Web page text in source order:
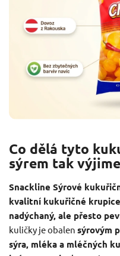
Co dělá tyto
sýrem tak
Snackline Sýrové
kvalitní kukuřičné krupice
nadýchaný, ale přesto
kuličky je obalen sýrovým
sýra, mléka a mléčných